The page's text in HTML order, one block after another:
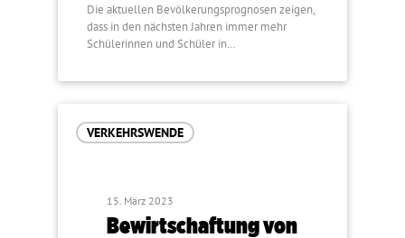
Die aktuellen Bevölkerungsprognosen zeigen,
dass in den nächsten Jahren immer mehr
Schülerinnen und Schüler in…
VERKEHRSWENDE
15. März 2023
Bewirtschaftung von